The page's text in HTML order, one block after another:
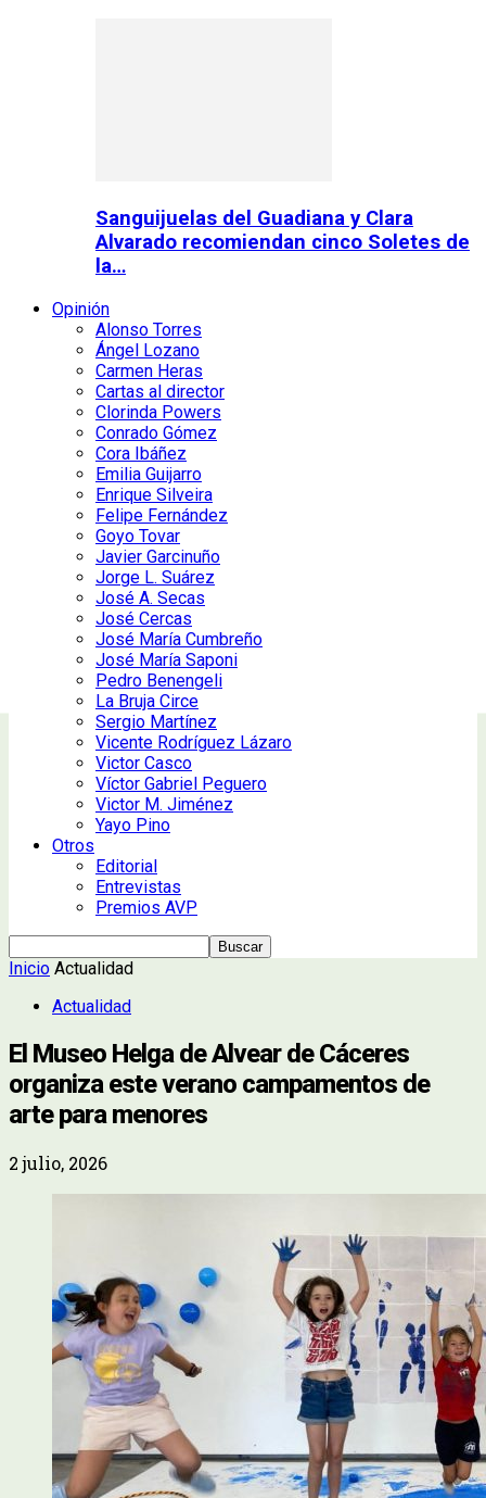
Sanguijuelas del Guadiana y Clara
Alvarado recomiendan cinco Soletes de
la…
Opinión
Alonso Torres
Ángel Lozano
Carmen Heras
Cartas al director
Clorinda Powers
Conrado Gómez
Cora Ibáñez
Emilia Guijarro
Enrique Silveira
Felipe Fernández
Goyo Tovar
Javier Garcinuño
Jorge L. Suárez
José A. Secas
José Cercas
José María Cumbreño
José María Saponi
Pedro Benengeli
La Bruja Circe
Sergio Martínez
Vicente Rodríguez Lázaro
Victor Casco
Víctor Gabriel Peguero
Victor M. Jiménez
Yayo Pino
Otros
Editorial
Entrevistas
Premios AVP
Inicio Actualidad
Actualidad
El Museo Helga de Alvear de Cáceres
organiza este verano campamentos de
arte para menores
2 julio, 2026